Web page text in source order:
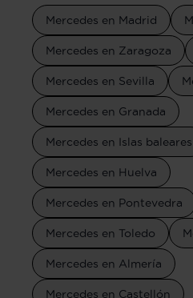
Mercedes en Madrid
Mercedes en Zaragoza
Mercedes en Sevilla
Mercedes en Granada
Mercedes en Islas baleares
Mercedes en Huelva
Mercedes en Pontevedra
Mercedes en Toledo
Mercedes en Almería
Mercedes en Castellón